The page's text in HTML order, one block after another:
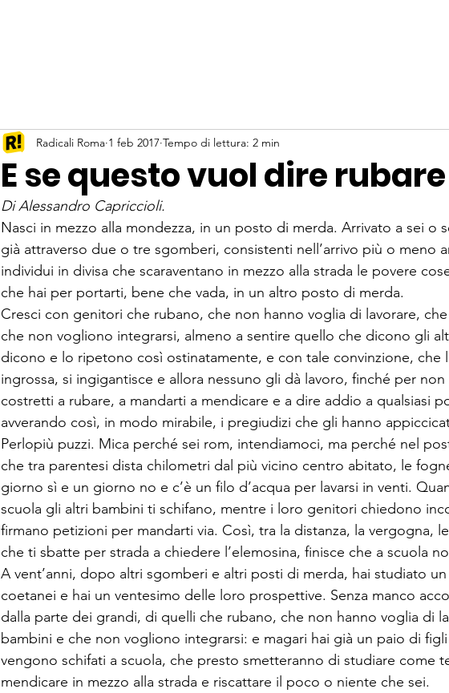
E se questo vuol dire rubare
Radicali Roma 1 feb 2017 Tempo di lettura: 2 min
Di Alessandro Capriccioli.
Nasci in mezzo alla mondezza, in un posto di merda. Arrivato a sei o
già attraverso due o tre sgomberi, consistenti nell’arrivo più o meno
individui in divisa che scaraventano in mezzo alla strada le povere
che hai per portarti, bene che vada, in un altro posto di merda.
Cresci con genitori che rubano, che non hanno voglia di lavorare,
che non vogliono integrarsi, almeno a sentire quello che dicono gli
dicono e lo ripetono così ostinatamente, e con tale convinzione, che
ingrossa, si ingigantisce e allora nessuno gli dà lavoro, finché per
costretti a rubare, a mandarti a mendicare e a dire addio a qualsiasi
avverando così, in modo mirabile, i pregiudizi che gli hanno
Perlopiù puzzi. Mica perché sei rom, intendiamoci, ma perché nel
che tra parentesi dista chilometri dal più vicino centro abitato, le
giorno sì e un giorno no e c’è un filo d’acqua per lavarsi in venti.
scuola gli altri bambini ti schifano, mentre i loro genitori chiedono
firmano petizioni per mandarti via. Così, tra la distanza, la vergogna,
che ti sbatte per strada a chiedere l’elemosina, finisce che a scuola
A vent’anni, dopo altri sgomberi e altri posti di merda, hai studiato
coetanei e hai un ventesimo delle loro prospettive. Senza manco
dalla parte dei grandi, di quelli che rubano, che non hanno voglia di
bambini e che non vogliono integrarsi: e magari hai già un paio di
vengono schifati a scuola, che presto smetteranno di studiare come
mendicare in mezzo alla strada e riscattare il poco o niente che sei.